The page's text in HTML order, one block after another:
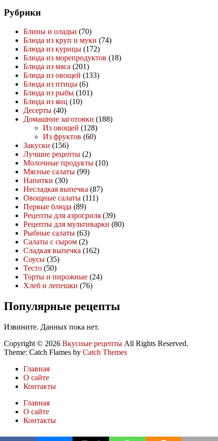
Рубрики
Блины и оладьи (70)
Блюда из круп и муки (74)
Блюда из курицы (172)
Блюда из морепродуктов (18)
Блюда из мяса (201)
Блюда из овощей (133)
Блюда из птицы (6)
Блюда из рыбы (101)
Блюда из яиц (10)
Десерты (40)
Домашние заготовки (188)
Из овощей (128)
Из фруктов (60)
Закуски (156)
Лучшие рецепты (2)
Молочные продукты (10)
Мясные салаты (99)
Напитки (30)
Несладкая выпечка (87)
Овощные салаты (111)
Первые блюда (89)
Рецепты для аэрогриля (39)
Рецепты для мультиварки (80)
Рыбные салаты (63)
Салаты с сыром (2)
Сладкая выпечка (162)
Соусы (35)
Тесто (50)
Торты и пирожные (24)
Хлеб и лепешки (76)
Популярные рецепты
Извините. Данных пока нет.
Copyright © 2026 Вкусные рецепты All Rights Reserved.
Theme: Catch Flames by Catch Themes
Главная
О сайте
Контакты
Главная
О сайте
Контакты